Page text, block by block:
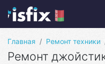
Главная Ремонт техники
Ремонт